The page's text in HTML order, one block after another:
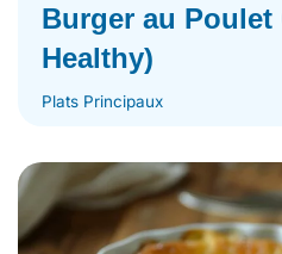
Burger au
Healthy)
Plats Principaux